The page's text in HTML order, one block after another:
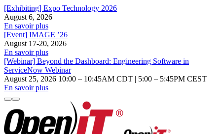
[Exhibiting] Expo Technology 2026
August 6, 2026
En savoir plus
[Event] IMAGE ’26
August 17-20, 2026
En savoir plus
[Webinar] Beyond the Dashboard: Engineering Software in
ServiceNow Webinar
August 25, 2026 10:00 – 10:45AM CDT | 5:00 – 5:45PM CEST
En savoir plus